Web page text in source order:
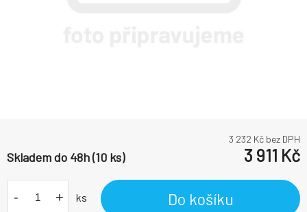
3 232 Kč bez DPH
Skladem do 48h (10 ks) 3 911 Kč
- + ks Do košíku